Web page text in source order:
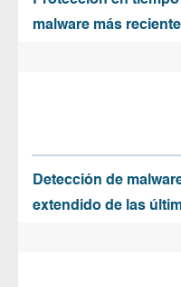
malware más
Detección de
extendido de las